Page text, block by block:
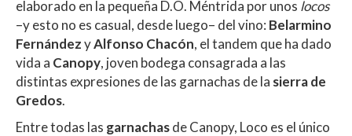
A
p
p
o
o
k
ar
ti
r
elaborado en la pequeña D.O. Méntrida por unos locos
–y esto no es casual, desde luego– del vino: Belarmino
FernándezyAlfonso Chacón, el tandem que ha dado
vida a Canopy, joven bodega consagrada a las
distintas expresiones de las garnachas de la sierra de
Gredos.
Entre todas las garnachasde Canopy, Loco es el único